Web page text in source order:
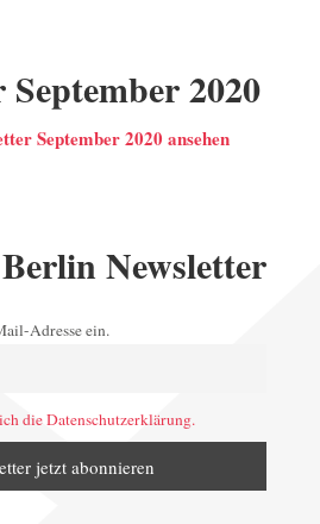
2020
September 2020 ansehen
Newsletter
Adresse ein.
die Datenschutzerklärung.